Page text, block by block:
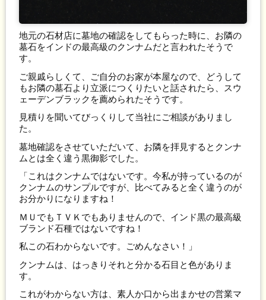
地元の石材店に墓地の確認をしてもらった時に、お隣の
墓石をインドの最高級のクンナムだと言われたそうで
す。
ご親戚らしくて、ご自分のお家が本屋なので、どうして
もお隣の墓石より立派につくりたいと話されたら、スウ
ェーデンブラックを薦められたそうです。
見積りを聞いてびっくりして当社にご相談がありまし
た。
墓地確認をさせていただいて、お隣を拝見するとクンナ
ムとは全く違う黒御影でした。
「これはクンナムではないです。今私が持っているのが
クンナムのサンプルですが、比べてみると全く違うのが
お分かりになりますね！
ＭＵでもＴＶＫでもありませんので、インド黒の最高級
ブランド石種ではないですね！
私この石わからないです。ごめんなさい！」
クンナムは、はっきりそれと分かる石目と色がありま
す。
これがわからない方は、素人か口から出まかせの営業マ